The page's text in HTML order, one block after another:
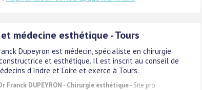
médecine esthétique - Tours
Dupeyron est médecin, spécialiste en chirurgie
et esthétique. Il est inscrit au conseil de
d'Indre et Loire et exerce à Tours.
Franck DUPEYRON - Chirurgie esthétique- Site pro